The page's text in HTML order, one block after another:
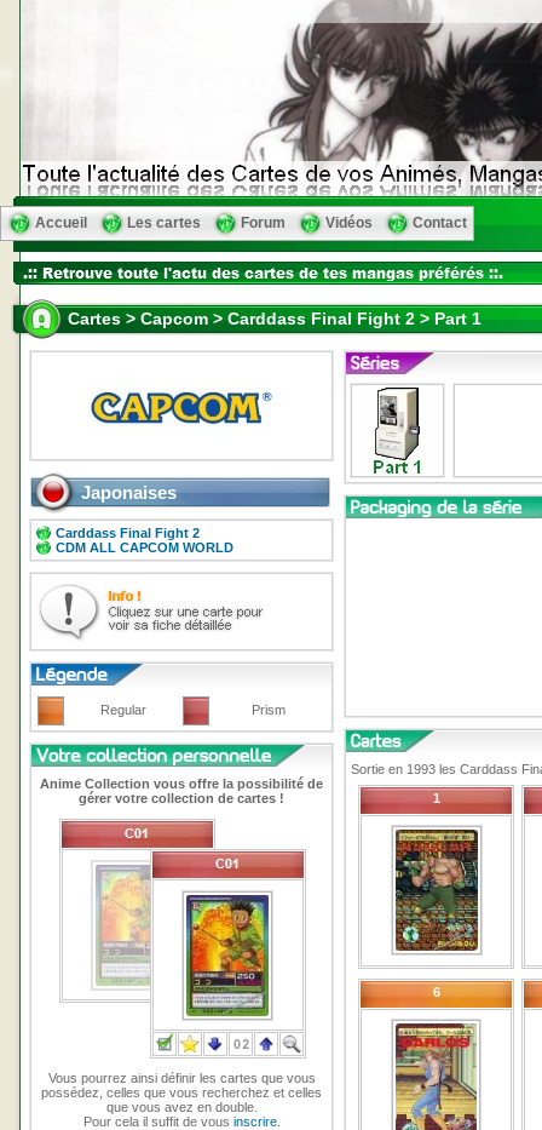
Accueil Les cartes Forum Vidéos Contact
Cartes > Capcom > Carddass Final Fight 2 > Part 1
Japonaises
Carddass Final Fight 2
CDM ALL CAPCOM WORLD
Regular Prism
Anime Collection vous offre la possibilité de
gérer votre collection de cartes !
Vous pourrez ainsi définir les cartes que vous
possédez, celles que vous recherchez et celles
que vous avez en double.
Pour cela il suffit de vous inscrire.
Sortie en 1993 les Carddass
1
6